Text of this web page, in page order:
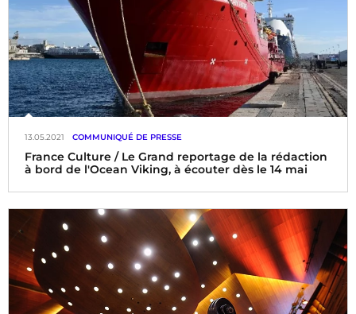
France Culture / Le Grand reportage de la rédaction
à bord de l'Ocean Viking, à écouter dès le 14 mai
13.05.2021 COMMUNIQUÉ DE PRESSE